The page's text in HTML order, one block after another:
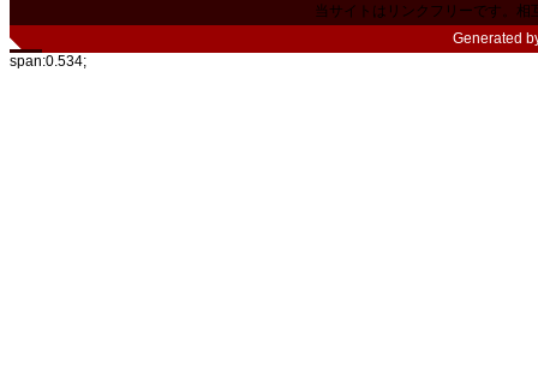
当サイトはリンクフリーです。相
Generated
span:0.534;